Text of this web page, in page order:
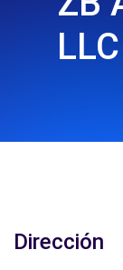
LLC
Dirección